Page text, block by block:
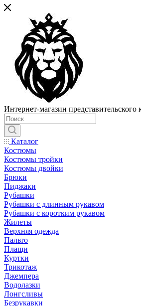
Интернет-магазин представительского
Каталог
Костюмы
Костюмы тройки
Костюмы двойки
Брюки
Пиджаки
Рубашки
Рубашки с длинным рукавом
Рубашки с коротким рукавом
Жилеты
Верхняя одежда
Пальто
Плащи
Куртки
Трикотаж
Джемпера
Водолазки
Лонгсливы
Безрукавки